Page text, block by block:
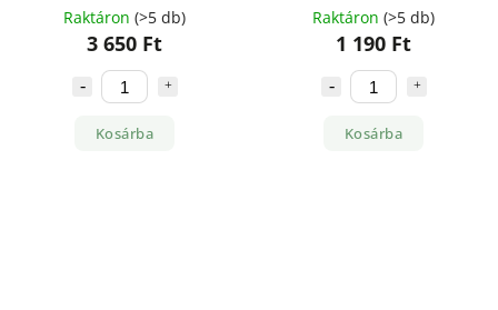
Raktáron (>5 db)
3 650 Ft
Kosárba
Raktáron (>5 db)
1 190 Ft
Kosárba